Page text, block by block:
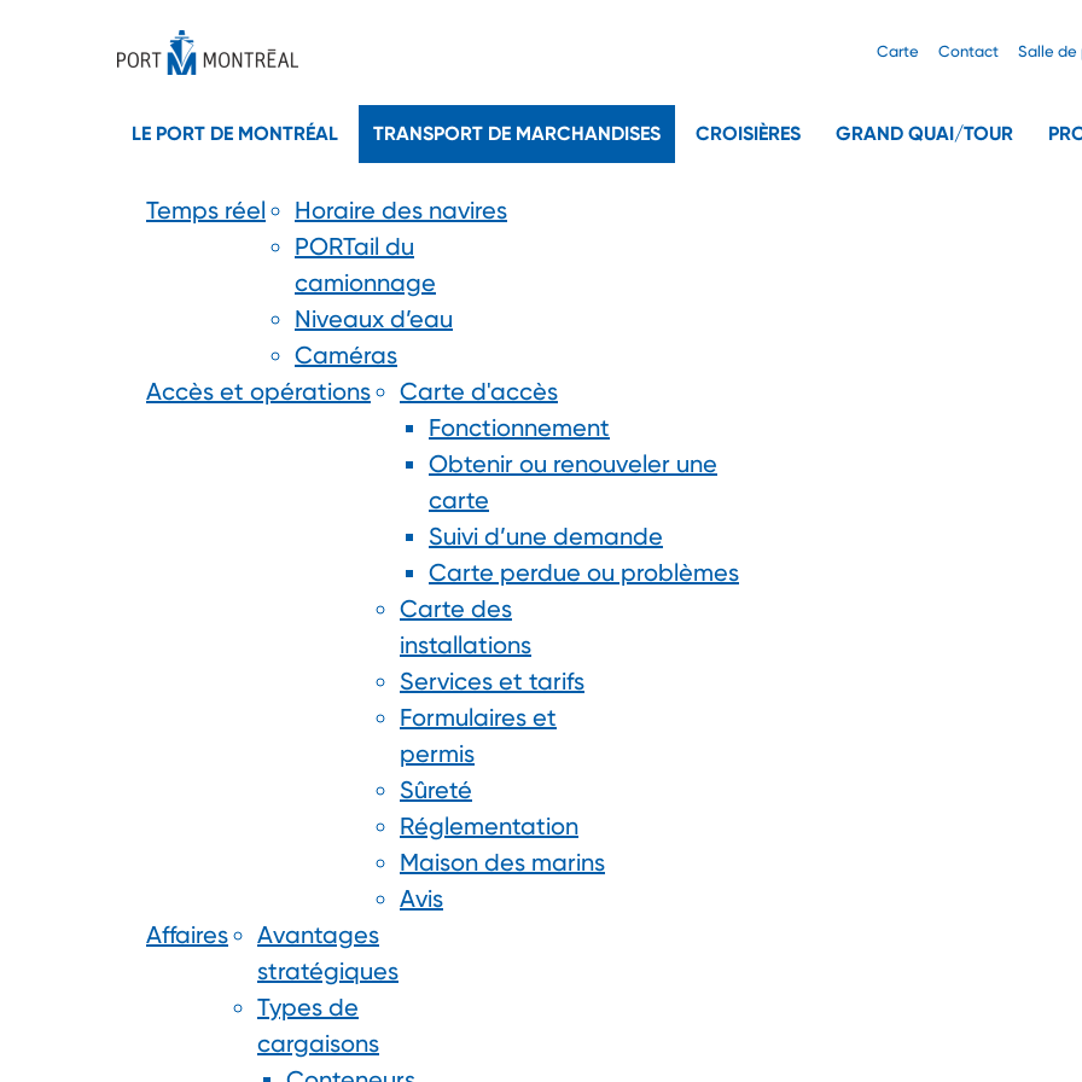
Carte Contact Salle de
LE PORT DE MONTRÉAL TRANSPORT DE MARCHANDISES CROISIÈRES GRAND QUAI/TOUR
Temps réel
Horaire des navires
PORTail du
camionnage
Niveaux d’eau
Caméras
Accès et opérations
Carte d'accès
Fonctionnement
Obtenir ou renouveler une
carte
Suivi d’une demande
Carte perdue ou problèmes
Carte des
installations
Services et tarifs
Formulaires et
permis
Sûreté
Réglementation
Maison des marins
Avis
Affaires
Avantages
stratégiques
Types de
cargaisons